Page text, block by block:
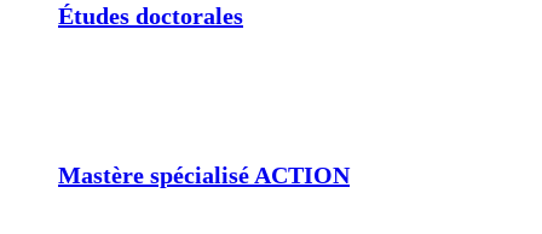
Études doctorales
Mastère spécialisé ACTION